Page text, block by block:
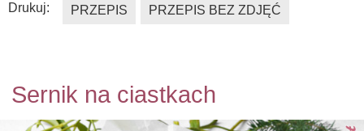
Drukuj: PRZEPIS PRZEPIS BEZ ZDJĘĆ
Sernik na ciastkach